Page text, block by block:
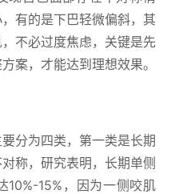
有的是下巴轻微偏斜，其
不必过度焦虑，关键是先
案，才能达到理想效果。
分为四类，第一类是长期
称，研究表明，长期单侧
10%-15%，因为一侧咬肌